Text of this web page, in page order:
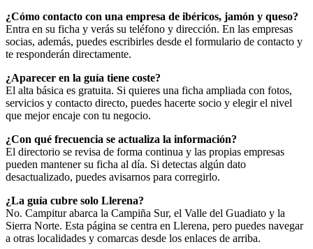
¿Cómo contacto con una empresa de ibéricos, jamón y queso?
Entra en su ficha y verás su teléfono y dirección. En las empresas
socias, además, puedes escribirles desde el formulario de contacto y
te responderán directamente.
¿Aparecer en la guía tiene coste?
El alta básica es gratuita. Si quieres una ficha ampliada con fotos,
servicios y contacto directo, puedes hacerte socio y elegir el nivel
que mejor encaje con tu negocio.
¿Con qué frecuencia se actualiza la información?
El directorio se revisa de forma continua y las propias empresas
pueden mantener su ficha al día. Si detectas algún dato
desactualizado, puedes avisarnos para corregirlo.
¿La guía cubre solo Llerena?
No. Campitur abarca la Campiña Sur, el Valle del Guadiato y la
Sierra Norte. Esta página se centra en Llerena, pero puedes navegar
a otras localidades y comarcas desde los enlaces de arriba.